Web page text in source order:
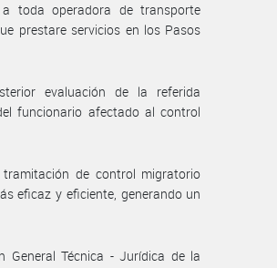
toda operadora de transporte
prestare servicios en los Pasos
evaluación de la referida
funcionario afectado al control
de control migratorio
eficaz y eficiente, generando un
General Técnica - Jurídica de la